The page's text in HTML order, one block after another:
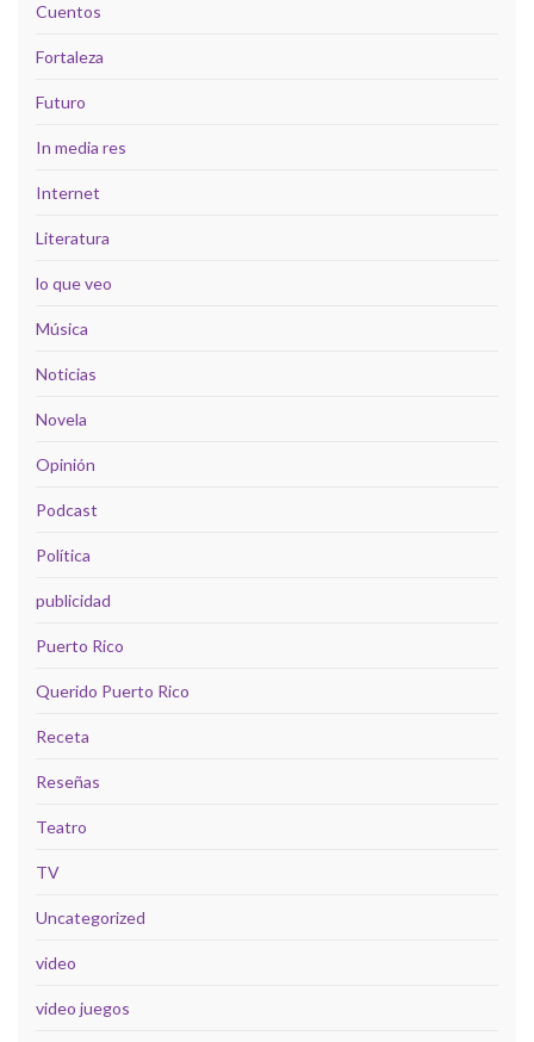
Cuentos
Fortaleza
Futuro
In media res
Internet
Literatura
lo que veo
Música
Noticias
Novela
Opinión
Podcast
Política
publicidad
Puerto Rico
Querido Puerto Rico
Receta
Reseñas
Teatro
TV
Uncategorized
video
video juegos